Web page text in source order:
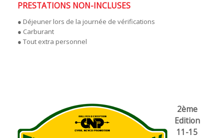
PRESTATIONS NON-INCLUSES
● Déjeuner lors de la journée de vérifications
● Carburant
● Tout extra personnel
2ème
Edition
11-15